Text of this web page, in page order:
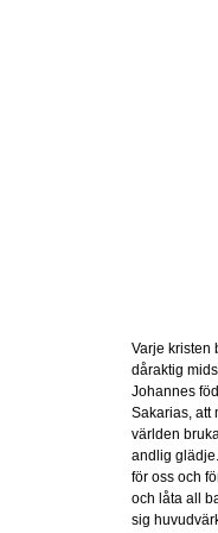
Varje kristen
dåraktig
Johannes
Sakarias, att
världen
andlig
för oss och
och låta all
sig